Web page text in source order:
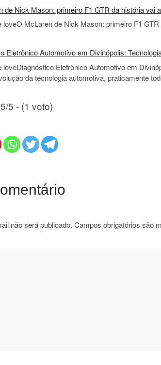
de Nick Mason: primeiro F1 GTR da história vai
loveO McLaren de Nick Mason: primeiro F1
Eletrônico Automotivo em Divinópolis:
loveDiagnóstico Eletrônico Automotivo em
da tecnologia automotiva, praticamente
5/5 - (1 voto)
não será publicado. Campos obrigatórios são